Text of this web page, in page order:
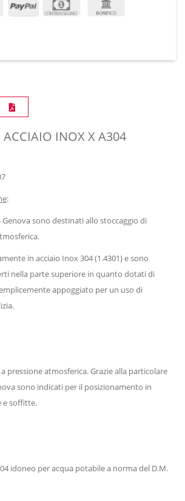
ACCIAIO INOX X A304
:
Genova sono destinati allo stoccaggio di
in acciaio Inox 304 (1.4301) e sono
nella parte superiore in quanto dotati di
appoggiato per un uso di
pressione atmosferica. Grazie alla particolare
sono indicati per il posizionamento in
e soffitte.
idoneo per acqua potabile a norma del D.M.